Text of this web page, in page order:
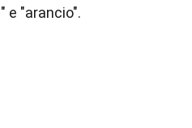
e "arancio".